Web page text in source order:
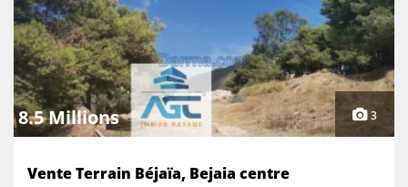
8.5 Millions 3
Vente Terrain Béjaïa, Bejaia centre